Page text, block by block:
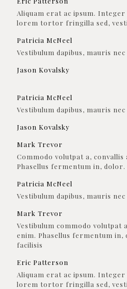
Aliquam erat ac ipsum. Integer
lorem tortor fringilla sed,
Patricia McNeel
Vestibulum dapibus, mauris
Jason Kovalsky
Patricia McNeel
Vestibulum dapibus, mauris
Jason Kovalsky
Mark Trevor
Commodo volutpat a, convallis
Phasellus fermentum in, dolor.
Patricia McNeel
Vestibulum dapibus, mauris
Mark Trevor
Vestibulum commodo volutpat
enim. Phasellus fermentum in,
facilisis
Eric Patterson
Aliquam erat ac ipsum. Integer
lorem tortor fringilla sed,